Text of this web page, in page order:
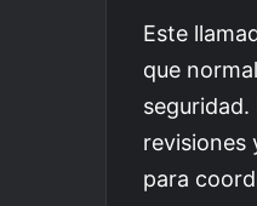
Este
que
revisiones
para